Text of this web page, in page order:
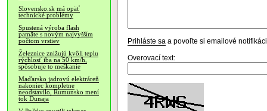
Slovensko.sk má opäť
technické problémy
Spustená výroba flash
pamäte s novým najvyšším
počtom vrstiev
Železnice znižujú kvôli teplu
rýchlosť iba na 50 km/h,
spôsobuje to meškanie
Maďarsko jadrovú elektráreň
nakoniec kompletne
neodstavilo, Rumunsko mení
tok Dunaja
Prihláste sa a povoľte si emailové
Overovací text: